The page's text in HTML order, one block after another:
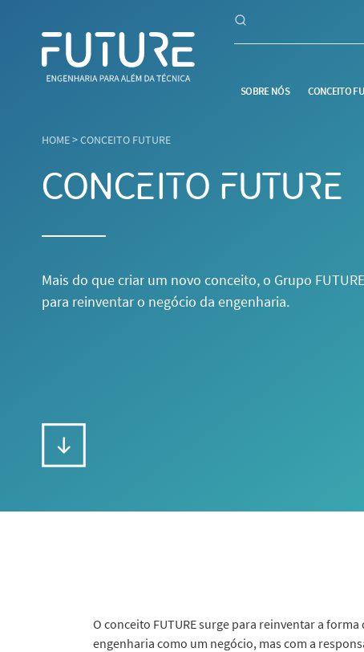
SOBRE NÓS CONCEITO
HOME>CONCEITO FUTURE
CONCEITO FUTURE
Mais do que criar um novo conceito, o Grupo
para reinventar o negócio da engenharia.
O conceito FUTURE surge para reinventar a
engenharia como um negócio, mas com a